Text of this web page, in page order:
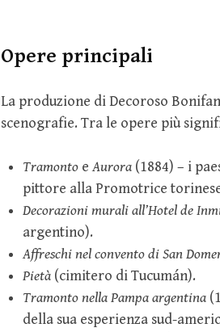
Opere principali
La produzione di Decoroso
scenografie. Tra le opere più
Tramonto eAurora (1884) – i
pittore alla Promotrice
Decorazioni murali all’Hotel de
argentino).
Affreschi nel convento di San
Pietà (cimitero di Tucumán).
Tramonto nella Pampa argentina
della sua esperienza sud-